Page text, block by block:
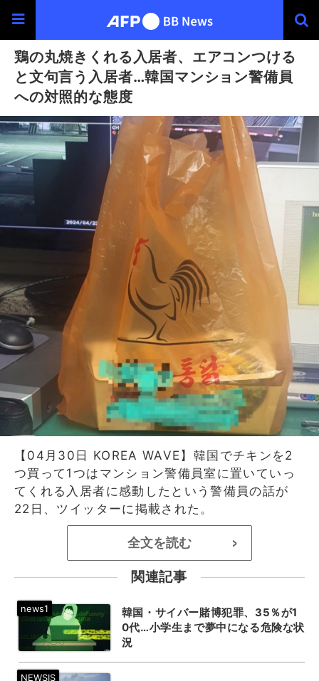
鶏の丸焼きくれる入居者、エアコンつける
と文句言う入居者…韓国マンション警備員
への対照的な態度
【04月30日 KOREA WAVE】韓国でチキンを2
つ買って1つはマンション警備員室に置いていっ
てくれる入居者に感動したという警備員の話が
22日、ツイッターに掲載された。
全文を読む >
関連記事
韓国・サイバー賭博犯罪、35％が1
0代…小学生まで夢中になる危険な状
況